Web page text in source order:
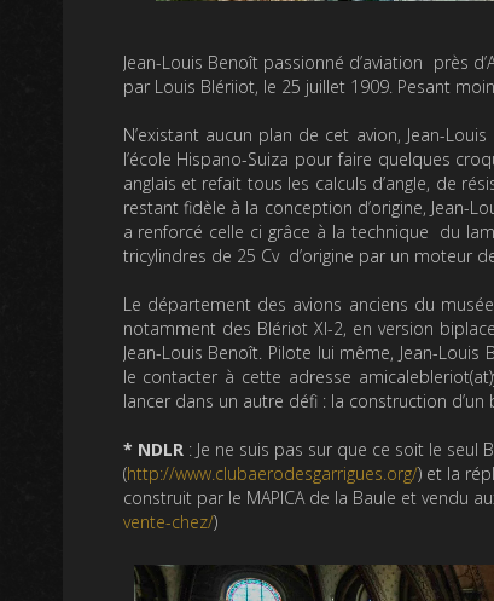
Jean-Louis Benoît passionné d’aviation près
par Louis Blériiot, le 25 juillet 1909. Pesant
N’existant aucun plan de cet avion, Jean-
l’école Hispano-Suiza pour faire quelques
anglais et refait tous les calculs d’angle, de
restant fidèle à la conception d’origine, Jean-
a renforcé celle ci grâce à la technique du
tricylindres de 25 Cv d’origine par un moteur
Le département des avions anciens du
notamment des Blériot XI-2, en version
Jean-Louis Benoît. Pilote lui même, Jean-
le contacter à cette adresse
lancer dans un autre défi : la construction
* NDLR: Je ne suis pas sur que ce soit le seul
(http://www.clubaerodesgarrigues.org/) et la
construit par le MAPICA de la Baule et vendu
vente-chez/)